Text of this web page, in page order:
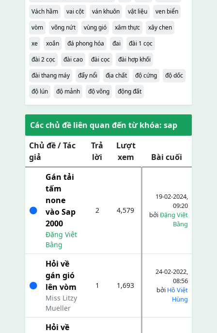
Vách hầm
vai cột ván khuôn vật liệu
ven biển
vòm
võng nứt vùng gió xâm thực
xây chen
xe
xoắn đá phong hóa đai
đài 1 cọc
đài 2 cọc
đài cao đài cọc
đài hợp khối
đài thang máy
đẩy nổi địa chất độ cứng
độ dốc
độ lún
độ mảnh độ võng động đất
Các chủ đề liên quan đến từ khóa: sap
Chủ đề / Tác
giả
Trả
lời
Lượt
xem
Bài cuối
Gán tải
tấm
none
vào Sap
2000
Đặng Việt
Bằng
2 4,579
19-02-2024,
09:20
bởiĐặng Việt
Bằng
Hỏi về
gán gió
lên vòm
Miss Litzy
Mueller
1 1,693
24-02-2022,
08:56
bởi Hồ Việt
Hùng
Hỏi về